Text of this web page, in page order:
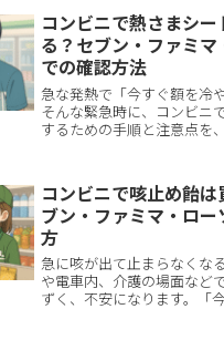
は店舗ごとの品ぞろえ差が
水（オードトワレ／オード...
コンビニで熱さまシー
る？セブン・ファミマ
での確認方法
急な発熱で「今すぐ額を冷
そんな緊急時に、コンビニ
するための手順と注意点を
の検証では、セブンイレブ
の在庫検索から熱さまシー...
コンビニで咳止め飴は
ブン・ファミマ・ロー
方
急に咳が出て止まらなくな
や電車内、介護の場面など
ずく、不安になります。「